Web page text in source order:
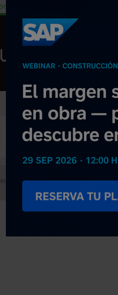
vivienda en edificación residencial
GarcíaRama